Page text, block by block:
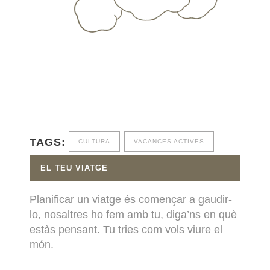
TAGS: CULTURA VACANCES ACTIVES
EL TEU VIATGE
Planificar un viatge és començar a gaudir-
lo, nosaltres ho fem amb tu, diga’ns en què
estàs pensant. Tu tries com vols viure el
món.